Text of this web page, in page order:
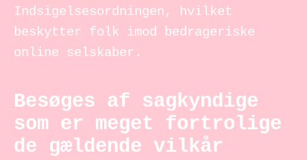
Indsigelsesordningen, hvilket
beskytter folk imod bedrageriske
online selskaber.
Besøges af sagkyndige
som er meget fortrolige
de gældende vilkår